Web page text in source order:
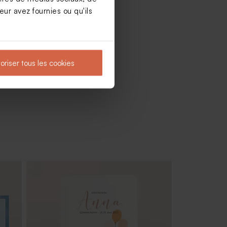
avez fournies ou qu'ils
tous les cookies
Boîte métal communion blanche |